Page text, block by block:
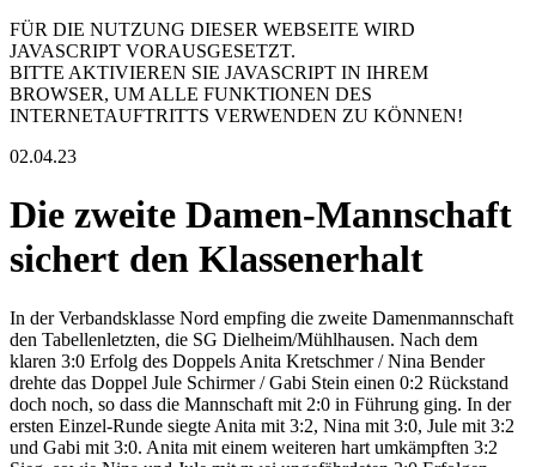
FÜR DIE NUTZUNG DIESER WEBSEITE WIRD
JAVASCRIPT VORAUSGESETZT.
BITTE AKTIVIEREN SIE JAVASCRIPT IN IHREM
BROWSER, UM ALLE FUNKTIONEN DES
INTERNETAUFTRITTS VERWENDEN ZU KÖNNEN!
02.04.23
Die zweite Damen-Mannschaft
sichert den Klassenerhalt
In der Verbandsklasse Nord empfing die zweite Damenmannschaft
den Tabellenletzten, die SG Dielheim/Mühlhausen. Nach dem
klaren 3:0 Erfolg des Doppels Anita Kretschmer / Nina Bender
drehte das Doppel Jule Schirmer / Gabi Stein einen 0:2 Rückstand
doch noch, so dass die Mannschaft mit 2:0 in Führung ging. In der
ersten Einzel-Runde siegte Anita mit 3:2, Nina mit 3:0, Jule mit 3:2
und Gabi mit 3:0. Anita mit einem weiteren hart umkämpften 3:2